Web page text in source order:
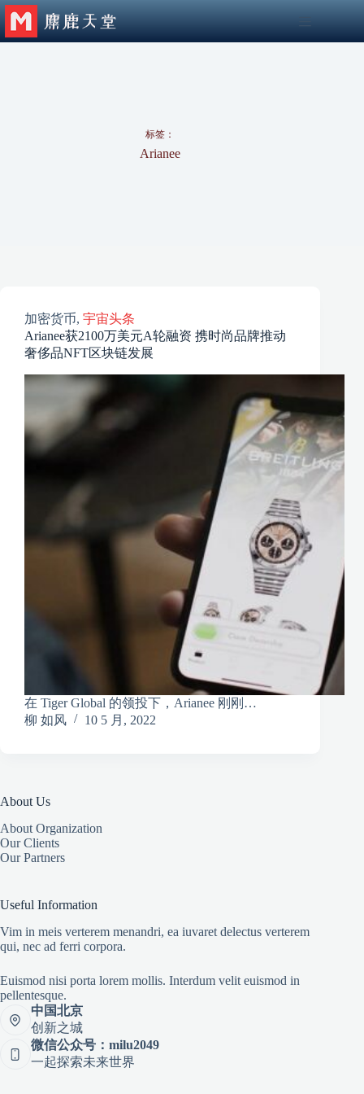
跳
至
标签：
Arianee
加密货币, 宇宙头条
Arianee获2100万美元A轮融资 携时尚品牌推动
奢侈品NFT区块链发展
在 Tiger Global 的领投下，Arianee 刚刚…
柳 如风
10 5 月, 2022
About Us
About Organization
Our Clients
Our Partners
Useful Information
Vim in meis verterem menandri, ea iuvaret delectus verterem
qui, nec ad ferri corpora.
Euismod nisi porta lorem mollis. Interdum velit euismod in
pellentesque.
中国北京
创新之城
微信公众号：milu2049
一起探索未来世界